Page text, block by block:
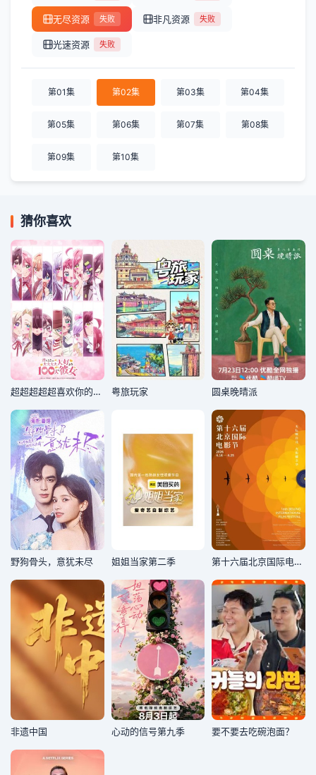
无尽资源 失败 非凡资源 失败
光速资源 失败
第01集 第02集 第03集 第04集
第05集 第06集 第07集 第08集
第09集 第10集
猜你喜欢
超超超超超喜欢你的100个女朋友第三季 粤旅玩家 圆桌晚晴派
野狗骨头，意犹未尽 姐姐当家第二季 第十六届北京国际电影节颁奖典
非遗中国 心动的信号第九季 要不要去吃碗泡面？